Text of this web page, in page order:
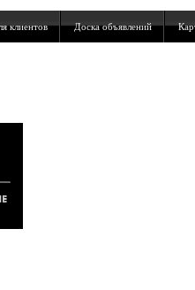
клиентов Доска объявлений